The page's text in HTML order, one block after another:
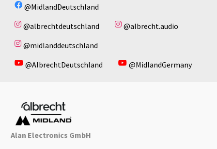
@MidlandDeutschland
@albrechtdeutschland
@albrecht.audio
@midlanddeutschland
@AlbrechtDeutschland
@MidlandGermany
Alan Electronics GmbH